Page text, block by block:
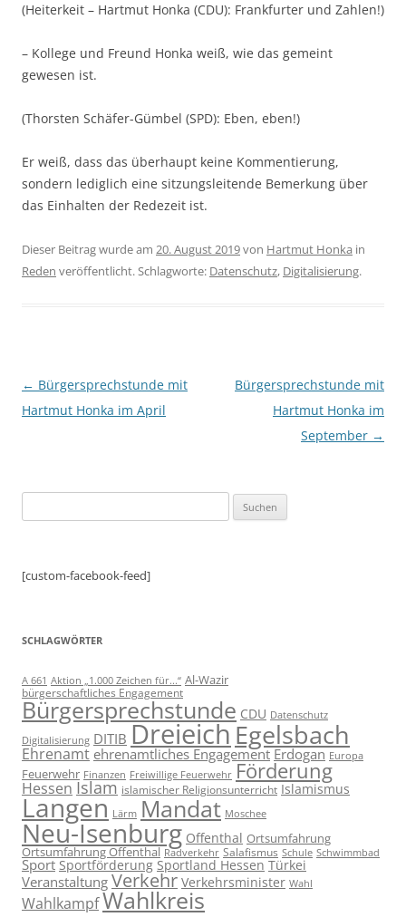
(Heiterkeit – Hartmut Honka (CDU): Frankfurter und Zahlen!)
– Kollege und Freund Honka weiß, wie das gemeint
gewesen ist.
(Thorsten Schäfer-Gümbel (SPD): Eben, eben!)
Er weiß, dass das überhaupt keine Kommentierung,
sondern lediglich eine sitzungsleitende Bemerkung über
das Einhalten der Redezeit ist.
Dieser Beitrag wurde am 20. August 2019von Hartmut Honka in
Reden veröffentlicht. Schlagworte: Datenschutz, Digitalisierung.
Beitragsnavigation
← Bürgersprechstunde mit
Hartmut Honka im April
Bürgersprechstunde mit
Hartmut Honka im
September →
nach:
[custom-facebook-feed]
SCHLAGWÖRTER
A 661 Aktion „1.000 Zeichen für...“ Al-Wazir
bürgerschaftliches Engagement
Bürgersprechstunde CDU Datenschutz
Digitalisierung DITIB DreieichEgelsbach
Ehrenamt ehrenamtliches Engagement Erdogan Europa
Feuerwehr Finanzen Freiwillige Feuerwehr Förderung
Hessen Islam islamischer Religionsunterricht Islamismus
Langen Lärm Mandat Moschee
Neu-Isenburg Offenthal Ortsumfahrung
Ortsumfahrung Offenthal Radverkehr Salafismus Schule Schwimmbad
Sport Sportförderung Sportland Hessen Türkei
Veranstaltung Verkehr Verkehrsminister Wahl
WahlkampfWahlkreis